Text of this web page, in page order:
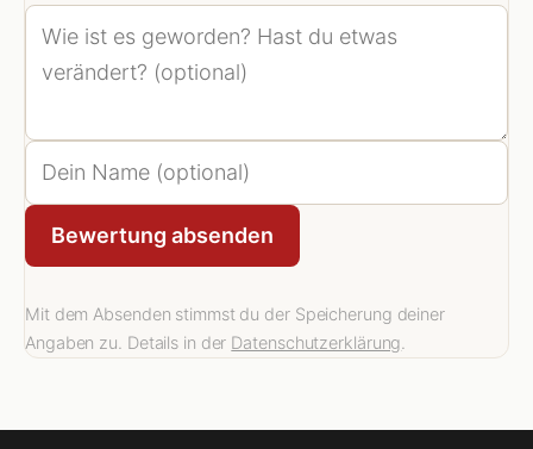
Bewertung absenden
Mit dem Absenden stimmst du der Speicherung deiner
Angaben zu. Details in der Datenschutzerklärung